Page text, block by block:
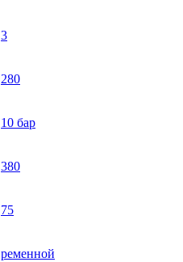
3
280
10 бар
380
75
ременной